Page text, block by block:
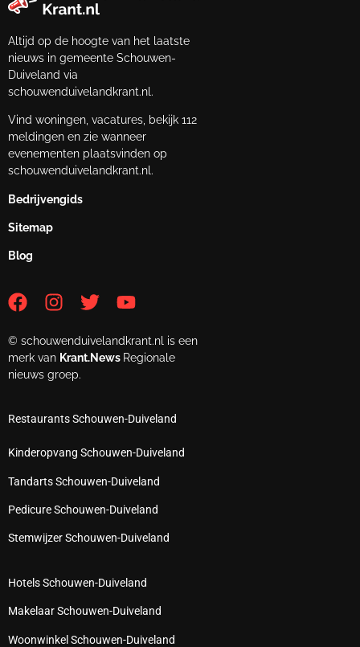
Altijd op de hoogte van het laatste
nieuws in gemeente Schouwen-
Duiveland via
schouwenduivelandkrant.nl.
Vind woningen, vacatures, bekijk 112
meldingen en zie wanneer
evenementen plaatsvinden op
schouwenduivelandkrant.nl.
Bedrijvengids
Sitemap
Blog
© schouwenduivelandkrant.nl is een
merk van Krant.News Regionale
nieuws groep.
Restaurants Schouwen-Duiveland
Kinderopvang Schouwen-Duiveland
Tandarts Schouwen-Duiveland
Pedicure Schouwen-Duiveland
Stemwijzer Schouwen-Duiveland
Hotels Schouwen-Duiveland
Makelaar Schouwen-Duiveland
Woonwinkel Schouwen-Duiveland